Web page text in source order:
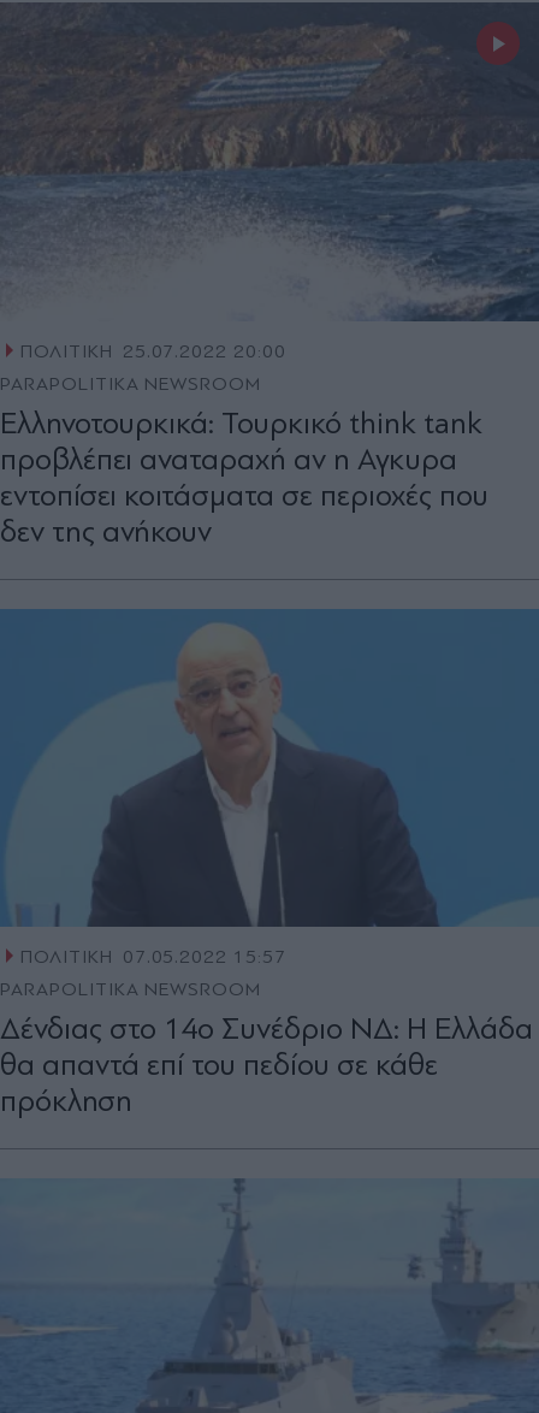
ΠΟΛΙΤΙΚΗ
25.07.2022 20:00
PARAPOLITIKA NEWSROOM
Ελληνοτουρκικά: Τουρκικό think tank
προβλέπει αναταραχή αν η Αγκυρα
εντοπίσει κοιτάσματα σε περιοχές που
δεν της ανήκουν
ΠΟΛΙΤΙΚΗ
07.05.2022 15:57
PARAPOLITIKA NEWSROOM
Δένδιας στο 14ο Συνέδριο ΝΔ: Η Ελλάδα
θα απαντά επί του πεδίου σε κάθε
πρόκληση